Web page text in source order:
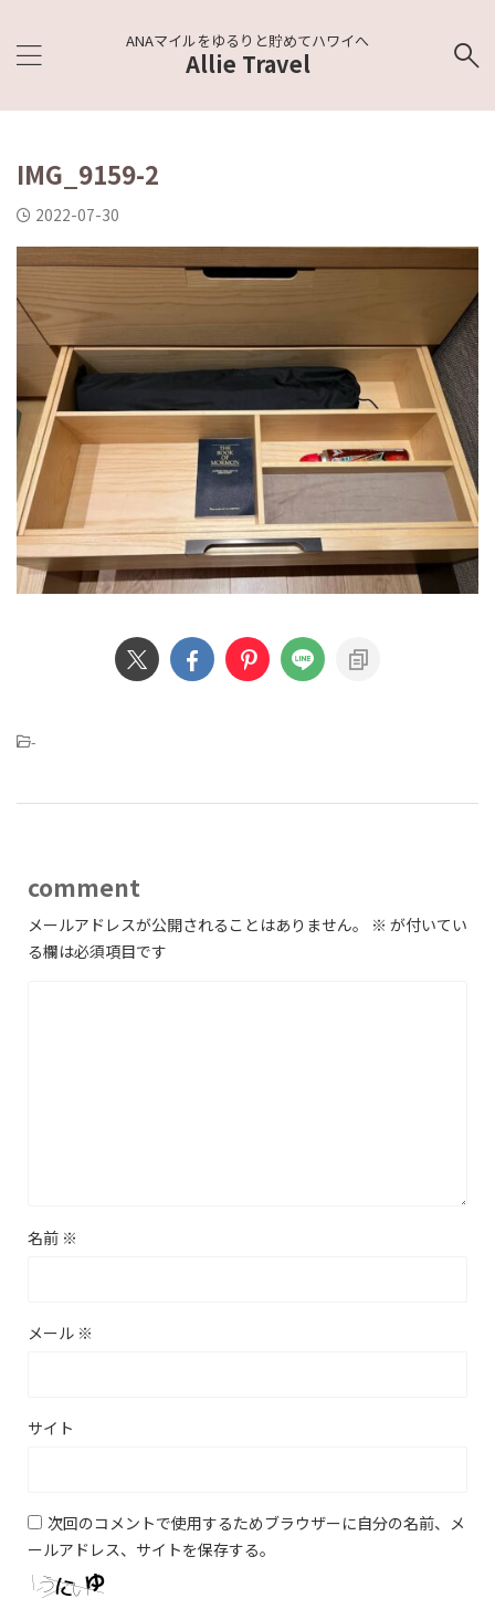
ANAマイルをゆるりと貯めてハワイへ
Allie Travel
IMG_9159-2
2022-07-30
-
comment
メールアドレスが公開されることはありません。 ※ が付いてい
る欄は必須項目です
名前 ※
メール ※
サイト
次回のコメントで使用するためブラウザーに自分の名前、メ
ールアドレス、サイトを保存する。